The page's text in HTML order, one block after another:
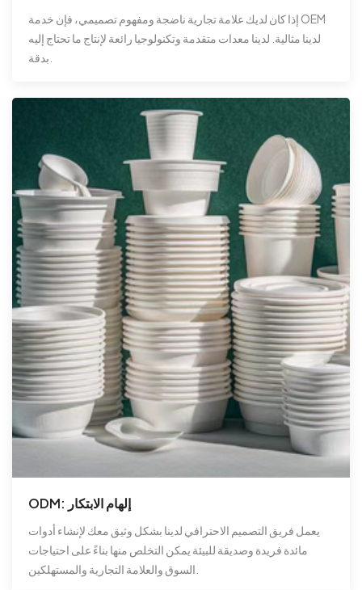
إذا كان لديك علامة تجارية ناضجة ومفهوم تصميمي، فإن خدمة OEM
لدينا مثالية. لدينا معدات متقدمة وتكنولوجيا رائعة لإنتاج ما تحتاج إليه
ODM: إلهام الابتكار
يعمل فريق التصميم الاحترافي لدينا بشكل وثيق معك لإنشاء أدوات
مائدة فريدة وصديقة للبيئة يمكن التخلص منها بناءً على احتياجات